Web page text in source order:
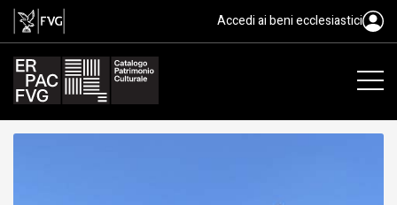
Casa Corona, Gradisca d'Isonzo
Accedi ai beni ecclesiastici